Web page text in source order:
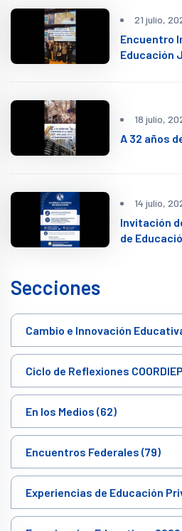
21 julio,
Encuentro
Educación
18 julio,
A 32 años
14 julio,
Invitación
de
Secciones
Cambio e Innovación
Ciclo de Reflexiones
En los Medios (62)
Encuentros Federales (79)
Experiencias de Educación